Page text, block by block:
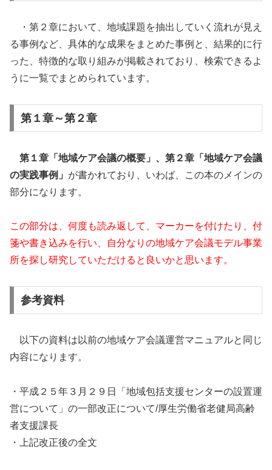
・第２章において、地域課題を抽出していく流れが見え
る事例など、具体的な成果をまとめた事例と、結果的に行
った、特徴的な取り組みが掲載されており、検索できるよ
うに一覧でまとめられています。
第１章～第２章
第１章「地域ケア会議の概要」、 第２章「地域ケア会議
の実践事例」 が書かれており、いわば、この本のメインの
部分になります。
この部分は、何度も読み返して、マーカーを付けたり、付
箋や書き込みを行い、自分なりの地域ケア会議モデル事業
所を探し研究していただけると良いかと思います。
参考資料
以下の資料は以前の地域ケア会議運営マニュアルと同じ
内容になります。
・平成２５年３月２９日「地域包括支援センターの設置運
営について」の一部改正について/厚生労働省老健局高齢
者支援課長
・上記改正後の全文